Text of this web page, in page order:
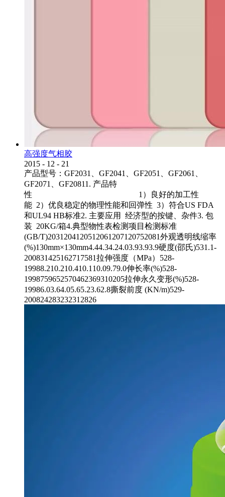
高强度气相胶
2015 - 12 - 21
产品型号：GF2031、GF2041、GF2051、GF2061、
GF2071、GF20811. 产品特
性 1）良好的加工性
能 2）优良稳定的物理性能和回弹性 3）符合US FDA
和UL94 HB标准2. 主要应用 经济型的按键、杂件3. 包
装 20KG/箱4.典型物性表检测项目检测标准
(GB/T)2031204120512061207120752081外观透明线缩率
(%)130mm×130mm4.44.34.24.03.93.93.9硬度(邵氏)531.1-
200831425162717581拉伸强度（MPa）528-
19988.210.210.410.110.09.79.0伸长率(%)528-
1998759652570462369310205拉伸永久变形(%)528-
19986.03.64.05.65.23.62.8撕裂前度 (KN/m)529-
200824283232312826